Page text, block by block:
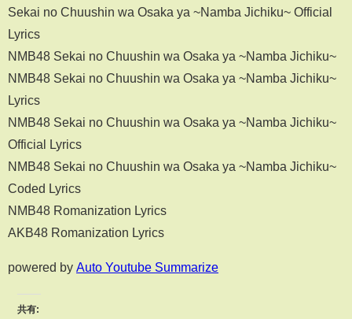
Sekai no Chuushin wa Osaka ya ~Namba Jichiku~ Official
Lyrics
NMB48 Sekai no Chuushin wa Osaka ya ~Namba Jichiku~
NMB48 Sekai no Chuushin wa Osaka ya ~Namba Jichiku~
Lyrics
NMB48 Sekai no Chuushin wa Osaka ya ~Namba Jichiku~
Official Lyrics
NMB48 Sekai no Chuushin wa Osaka ya ~Namba Jichiku~
Coded Lyrics
NMB48 Romanization Lyrics
AKB48 Romanization Lyrics
powered by Auto Youtube Summarize
共有: